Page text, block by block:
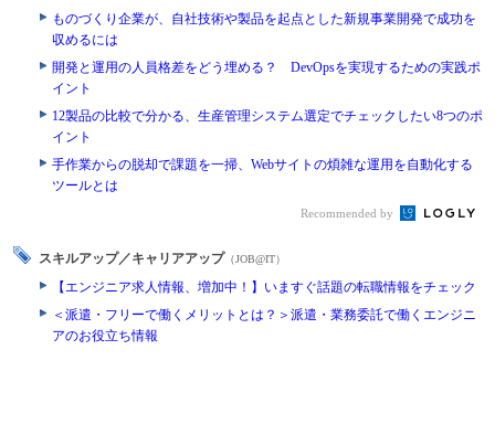
ものづくり企業が、自社技術や製品を起点とした新規事業開発で成功を
収めるには
開発と運用の人員格差をどう埋める？ DevOpsを実現するための実践ポ
イント
12製品の比較で分かる、生産管理システム選定でチェックしたい8つのポ
イント
手作業からの脱却で課題を一掃、Webサイトの煩雑な運用を自動化する
ツールとは
Recommended by
スキルアップ／キャリアアップ （JOB@IT）
【エンジニア求人情報、増加中！】いますぐ話題の転職情報をチェック
＜派遣・フリーで働くメリットとは？＞派遣・業務委託で働くエンジニ
アのお役立ち情報